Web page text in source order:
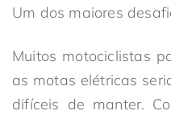
Um dos maiores
Muitos motociclistas
as motas elétricas
difíceis de manter.